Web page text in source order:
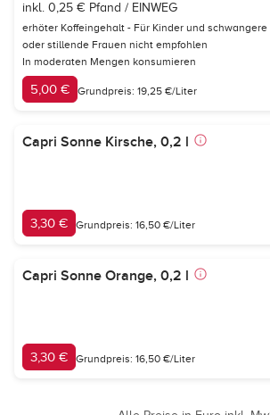
inkl. 0,25 € Pfand / EINWEG
erhöter Koffeingehalt - Für Kinder und schwangere
oder stillende Frauen nicht empfohlen
In moderaten Mengen konsumieren
5,00 € Grundpreis: 19,25 €/Liter
Capri Sonne Kirsche, 0,2 l
3,30 € Grundpreis: 16,50 €/Liter
Capri Sonne Orange, 0,2 l
3,30 € Grundpreis: 16,50 €/Liter